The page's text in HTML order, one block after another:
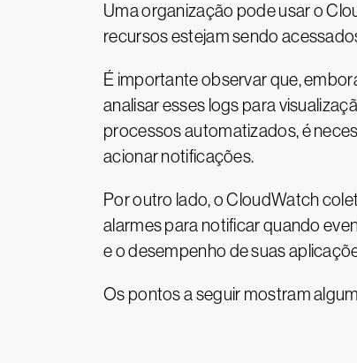
Uma organização pode usar o
recursos estejam sendo
É importante observar que,
analisar esses logs para
processos automatizados, é
acionar notificações.
Por outro lado, o CloudWatch
alarmes para notificar quando
e o desempenho de suas
Os pontos a seguir mostram